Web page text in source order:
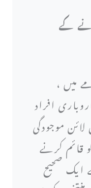
کے
میں ،
افراد
موجودگی
قائم کرنے
ایک صحیح